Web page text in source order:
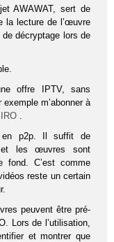
AWAWAT, sert de
la lecture de l’œuvre
décryptage lors de
offre IPTV, sans
m’abonner à
en p2p. Il suffit de
et les œuvres sont
fond. C’est comme
reste un certain
peuvent être pré-
Lors de l’utilisation,
et montrer que